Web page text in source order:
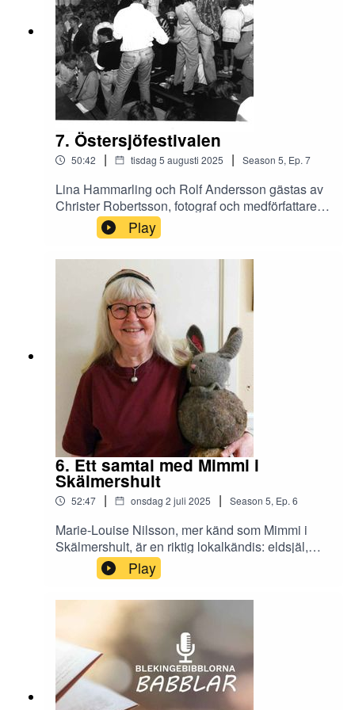
7. Östersjöfestivalen
50:42 | tisdag 5 augusti 2025 | Season 5, Ep. 7
Lina Hammarling och Rolf Andersson gästas av
Christer Robertsson, fotograf och medförfattare
till boken Östersjöfestivalen i bilder som kommer
ut hösten 2025.Östersjöfestivalen är en
stadsfestival i Karlshamn som återkommer vecka
29 varje år.Det har varit stor variation på utbud
och aktiviteter under åren och vi pratar bilder och
minnen med Christer.
Play
6. Ett samtal med Mimmi i
Skälmershult
52:47 | onsdag 2 juli 2025 | Season 5, Ep. 6
Marie-Louise Nilsson, mer känd som Mimmi i
Skälmershult, är en riktig lokalkändis: eldsjäl,
kulturmänniska, textilkonstnär och textillärare
emerita. Gunhild på Olofströms bibliotek slår sig
ner med Mimmi för ett mysigt samtal om
gemenskapsprojekt, textil och text.Böcker som
nämns i avsnittet:Grete Petersen, Sömmar och
stygn: 200 tecknade och uppsydda beskrivningar
av gammal och nytillämpad
sömnadsteknik Dikten "Tidens vagn" av Harry
MartinsonMarie-Louise Nilsson, Broderat till
Play